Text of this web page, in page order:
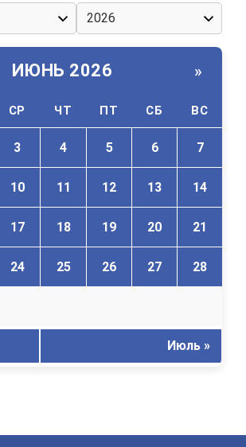
ИЮНЬ 2026 »
СР ЧТ ПТ СБ ВС
3 4 5 6 7
10 11 12 13 14
17 18 19 20 21
24 25 26 27 28
Июль »